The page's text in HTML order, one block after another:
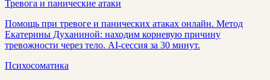
Тревога и панические атаки
Помощь при тревоге и панических атаках онлайн. Метод
Екатерины Духаниной: находим корневую причину
тревожности через тело. AI-сессия за 30 минут.
Психосоматика